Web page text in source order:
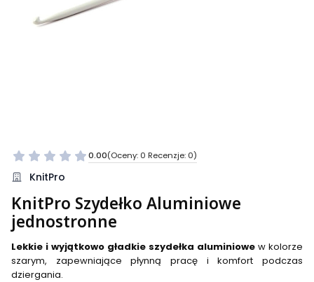
0.00(Oceny: 0 Recenzje: 0)
Przejdź do sekcji Opinie
KnitPro
KnitPro Szydełko Aluminiowe
jednostronne
Lekkie i wyjątkowo gładkie szydełka aluminiowe w kolorze
szarym, zapewniające płynną pracę i komfort podczas
dziergania.